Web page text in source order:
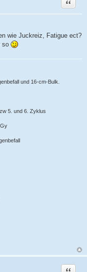
wie Juckreiz, Fatigue ect?
so
und 16-cm-Bulk.
5. und 6. Zyklus
Zitat